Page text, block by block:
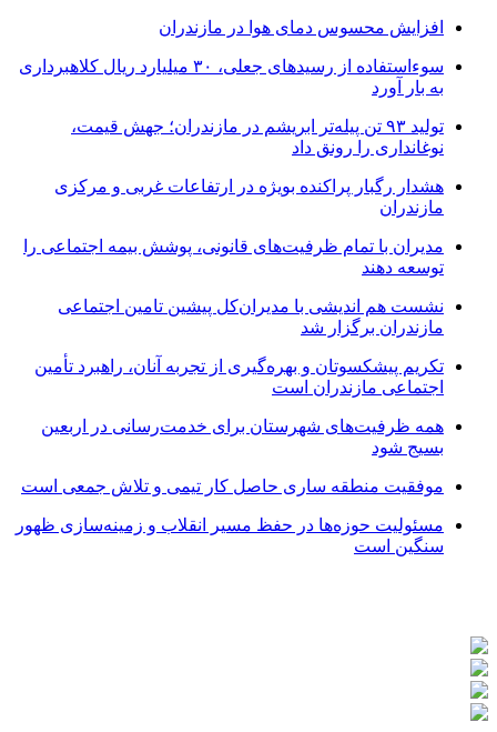
افزایش محسوس دمای هوا در مازندران
سوءاستفاده از رسیدهای جعلی، ۳۰ میلیارد ریال کلاهبرداری
به بار آورد
تولید ۹۳ تن پیله‌تر ابریشم در مازندران؛ جهش قیمت،
نوغانداری را رونق داد
هشدار رگبار پراکنده بویژه در ارتفاعات غربی و مرکزی
مازندران
مدیران با تمام ظرفیت‌های قانونی، پوشش بیمه اجتماعی را
توسعه دهند
نشست هم اندیشی با مدیران‌کل پیشین تامین اجتماعی
مازندران برگزار شد
تکریم پیشکسوتان و بهره‌گیری از تجربه آنان، راهبرد تأمین
اجتماعی مازندران است
همه ظرفیت‌های شهرستان برای خدمت‌رسانی در اربعین
بسیج شود
موفقیت منطقه ساری حاصل کار تیمی و تلاش جمعی است
مسئولیت حوزه‌ها در حفظ مسیر انقلاب و زمینه‌سازی ظهور
سنگین است